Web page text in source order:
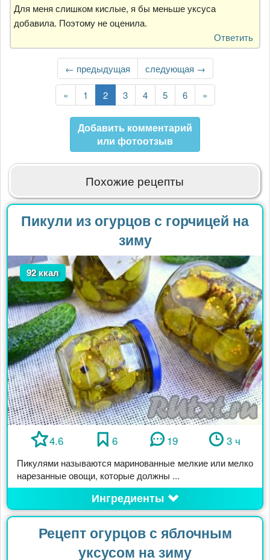
Для меня слишком кислые, я бы меньше уксуса
добавила. Поэтому не оценила.
Ответить
←
← предыдущая
Следующая
страница
следующая →
Первая
страница
« Страница
1
Текущая
страница
2 Страница
3 Страница
4 Страница
5 Страница
6
Последняя
страница
»
Добавить комментарий
или фотоотзыв
Похожие рецепты
Пикули из огурцов с горчицей на
зиму
92 ккал
4.6 6 19 3 ч
Пикулями называются маринованные мелкие или мелко
нарезанные овощи, которые должны ...
Ингредиенты
Рецепт огурцов с яблочным
уксусом на зиму